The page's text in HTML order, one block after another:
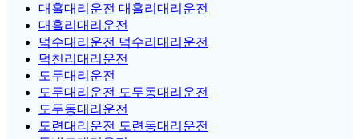
대흘대리운전 대흘리대리운전
대흘리대리운전
덕수대리운전 덕수리대리운전
덕천리대리운전
도두대리운전
도두대리운전 도두동대리운전
도두동대리운전
도련대리운전 도련동대리운전